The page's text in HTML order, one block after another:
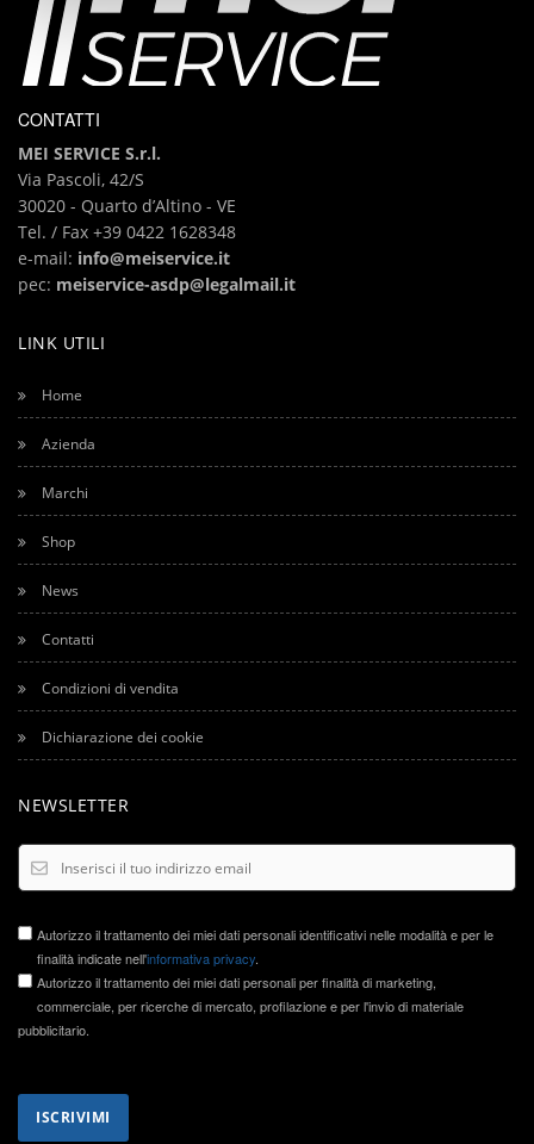
CONTATTI
MEI SERVICE S.r.l.
Via Pascoli, 42/S
30020 - Quarto d’Altino - VE
Tel. / Fax +39 0422 1628348
e-mail: info@meiservice.it
pec: meiservice-asdp@legalmail.it
LINK UTILI
Home
Azienda
Marchi
Shop
News
Contatti
Condizioni di vendita
Dichiarazione dei cookie
NEWSLETTER
Autorizzo il trattamento dei miei dati personali identificativi nelle modalità e per le
finalità indicate nell'informativa privacy.
Autorizzo il trattamento dei miei dati personali per finalità di marketing,
commerciale, per ricerche di mercato, profilazione e per l'invio di materiale
pubblicitario.